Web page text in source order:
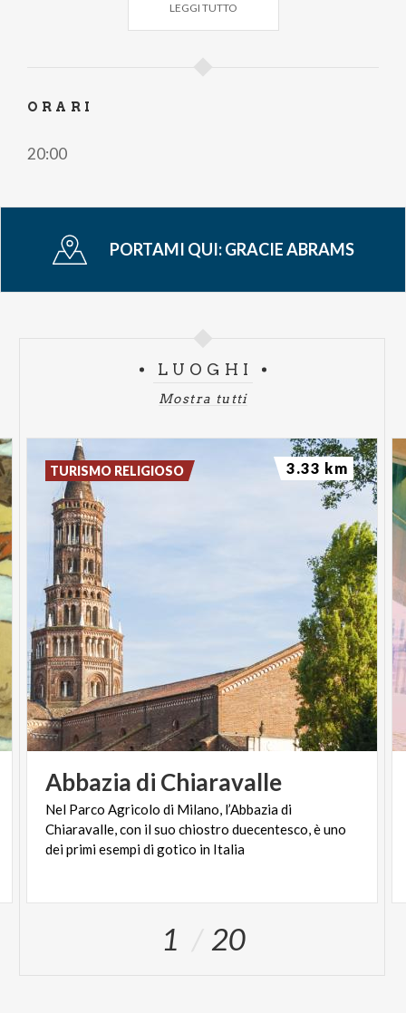
Ai microfoni di Vogue durante il MET GALA 2026,
questo singolo e le persone con cui l’ho realizzato.
sensazione. Sono eccitata all’idea che appartenga
LEGGI TUTTO
ORARI
20:00
PORTAMI QUI:GRACIE ABRAMS
LUOGHI
Mostra tutti
Abbazia di Chiaravalle
Nel Parco Agricolo di Milano, l’Abbazia di
Chiaravalle, con il suo chiostro duecentesco, è uno
dei primi esempi di gotico in Italia
TURISMO RELIGIOSO 3.33 km
1 20